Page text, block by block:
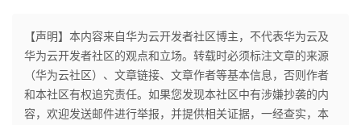
【声明】本内容来自华为云开发者社区博主，不代表华为云及
华为云开发者社区的观点和立场。转载时必须标注文章的来源
（华为云社区）、文章链接、文章作者等基本信息，否则作者
和本社区有权追究责任。如果您发现本社区中有涉嫌抄袭的内
容，欢迎发送邮件进行举报，并提供相关证据，一经查实，本